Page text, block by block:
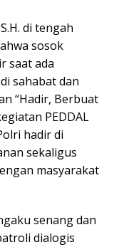
di tengah
sosok
saat ada
sahabat dan
“Hadir, Berbuat
PEDDAL
hadir di
sekaligus
masyarakat
senang dan
dialogis